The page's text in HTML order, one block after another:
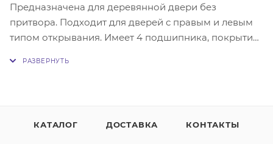
Предназначена для деревянной двери без
притвора. Подходит для дверей с правым и левым
типом открывания. Имеет 4 подшипника, покрытие
КАТАЛОГ ДОСТАВКА КОНТАКТЫ